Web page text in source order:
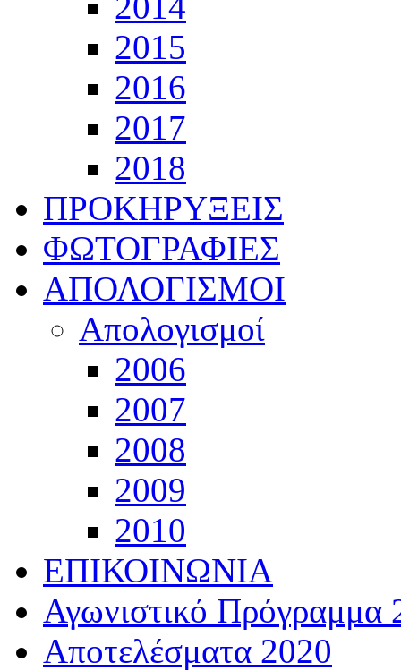
2015
2016
2017
2018
ΠΡΟΚΗΡΥΞΕΙΣ
ΦΩΤΟΓΡΑΦΙΕΣ
ΑΠΟΛΟΓΙΣΜΟΙ
Απολογισμοί
2006
2007
2008
2009
2010
ΕΠΙΚΟΙΝΩΝΙΑ
Αγωνιστικό Πρόγραμμα
Αποτελέσματα 2020